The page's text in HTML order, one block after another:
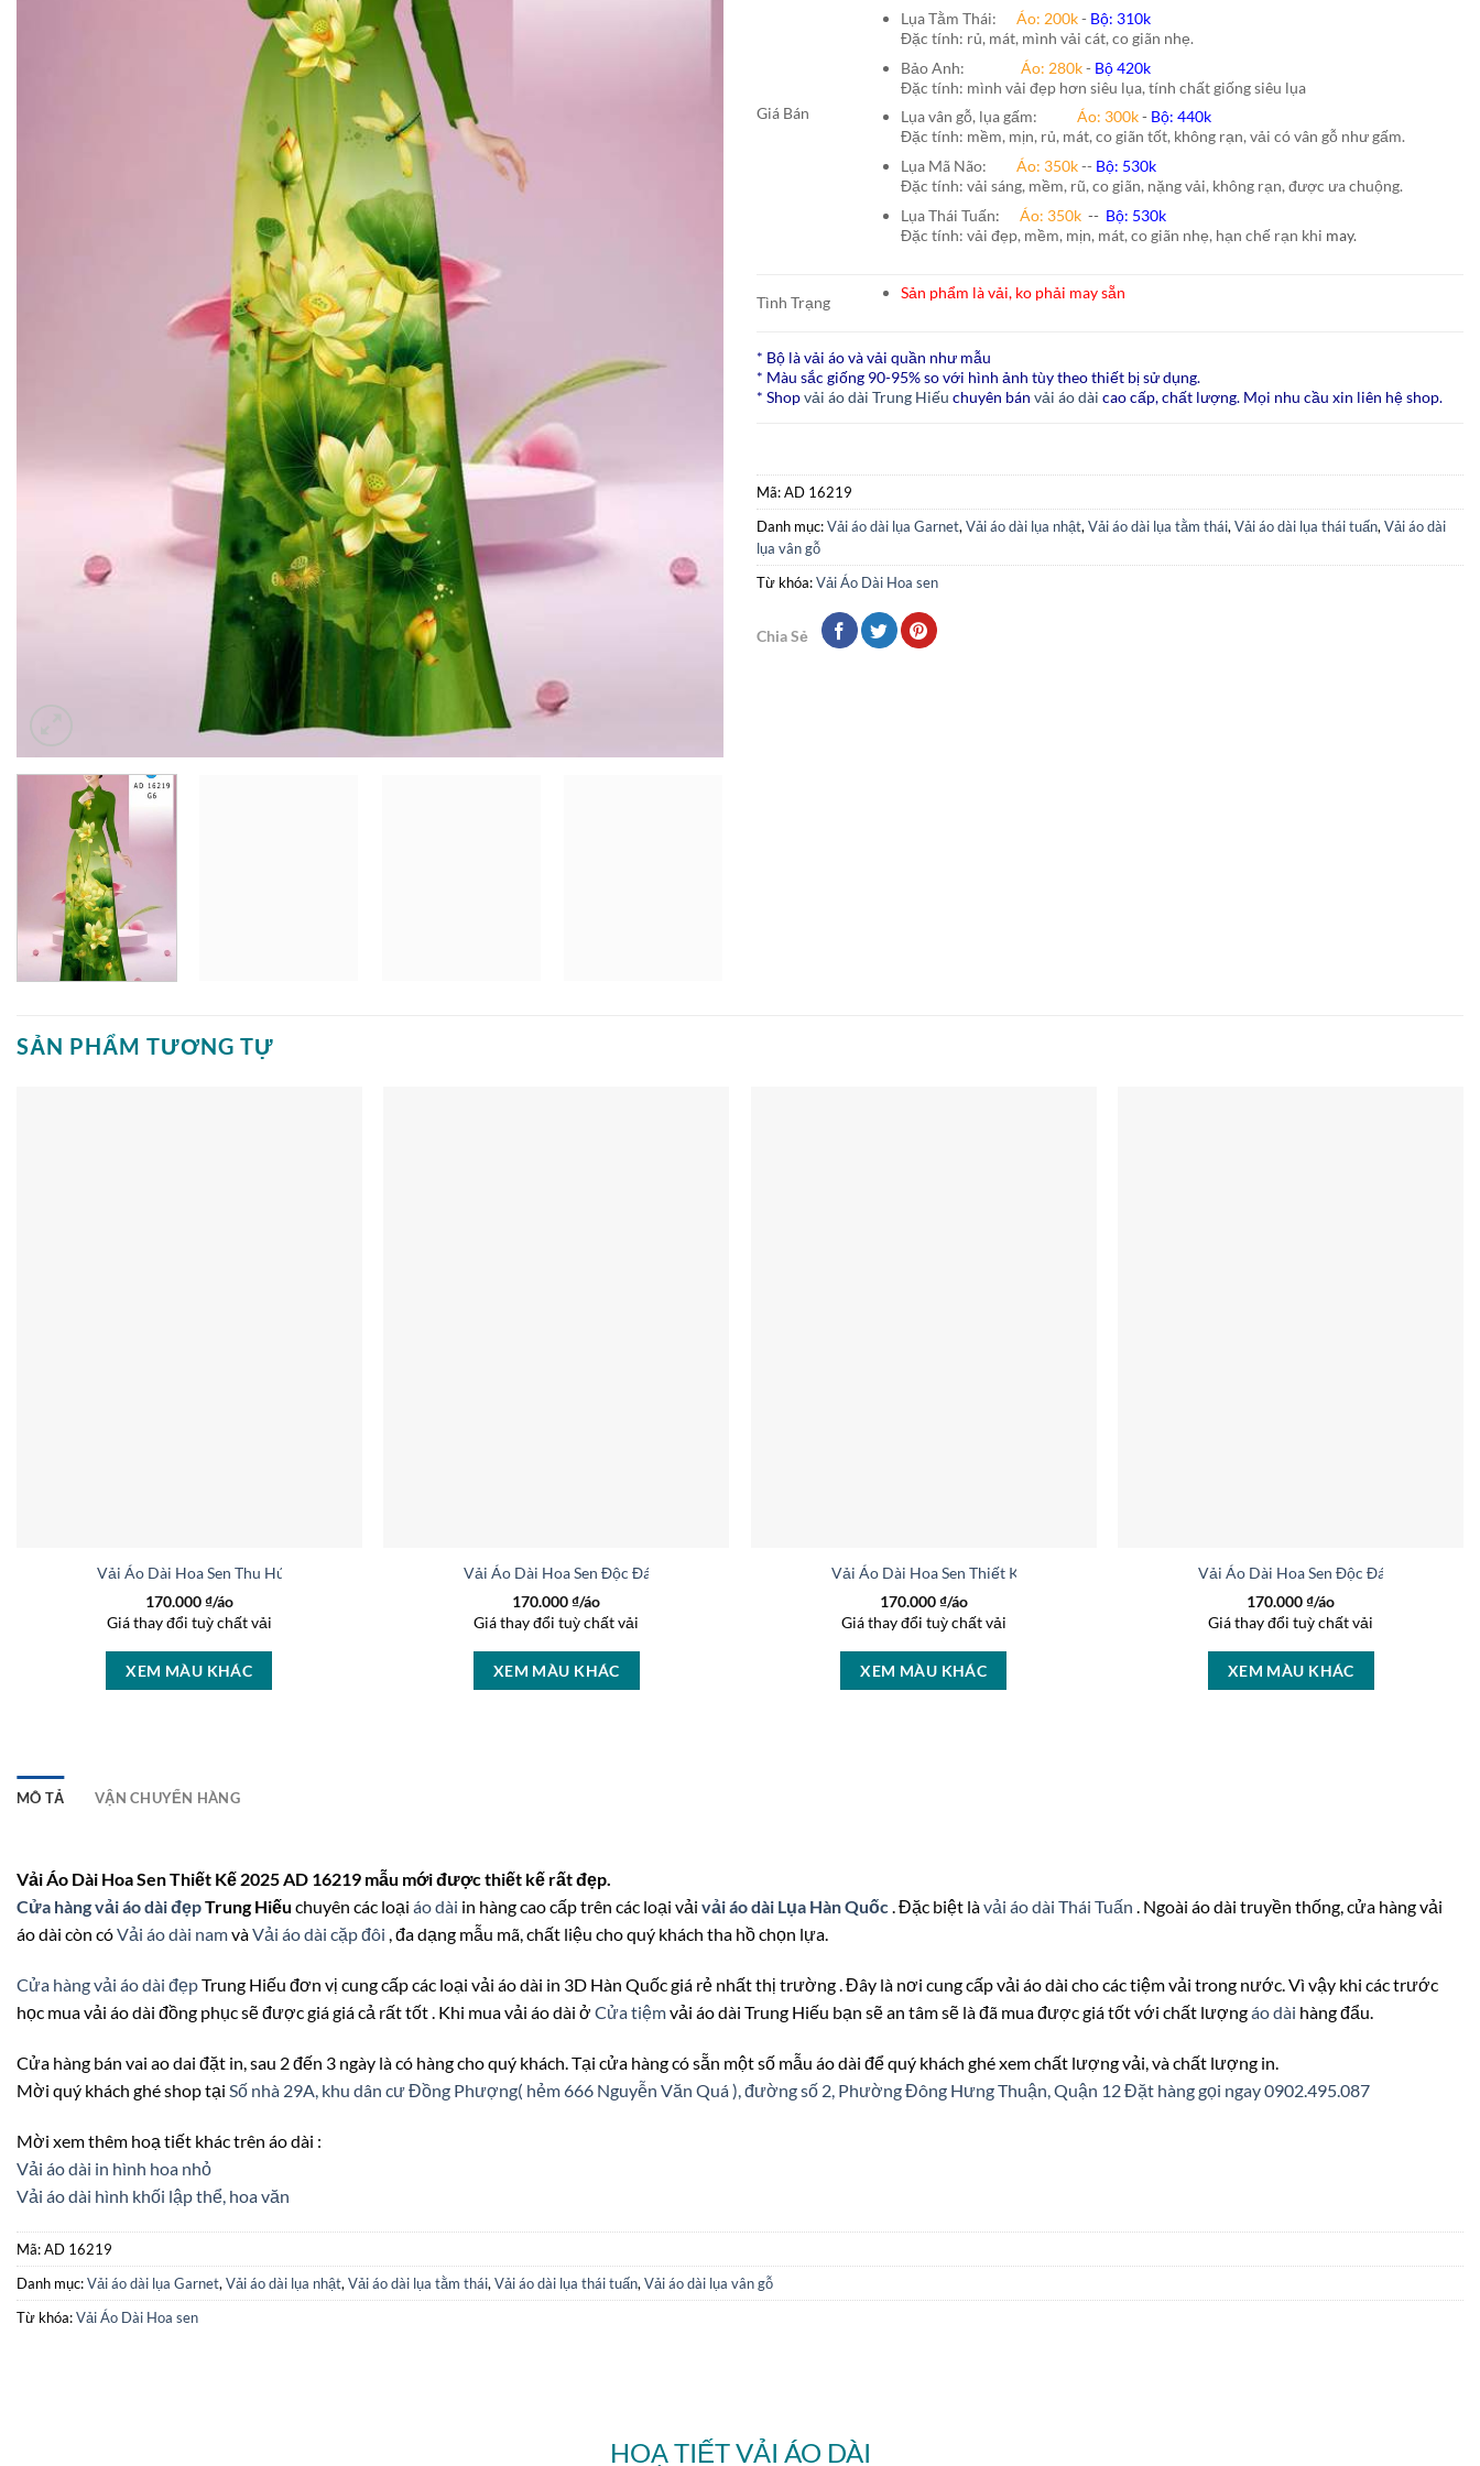
Giá Bán
Lụa Tằm Thái: Áo: 200k- Bộ: 310k
Đặc tính: rủ, mát, mình vải cát, co giãn nhẹ.
Bảo Anh: Áo: 280k- Bộ 420k
Đặc tính: mình vải đẹp hơn siêu lụa, tính chất giống siêu lụa
Lụa vân gỗ, lụa gấm: Áo: 300k- Bộ: 440k
Đặc tính: mềm, mịn, rủ, mát, co giãn tốt, không rạn, vải có vân gỗ như gấm.
Lụa Mã Não: Áo: 350k-- Bộ: 530k
Đặc tính: vải sáng, mềm, rũ, co giãn, nặng vải, không rạn, được ưa chuộng.
Lụa Thái Tuấn: Áo: 350k-- Bộ: 530k
Đặc tính: vải đẹp, mềm, mịn, mát, co giãn nhẹ, hạn chế rạn khi may.
Tình Trạng
Sản phẩm là vải, ko phải may sẵn
* Bộ là vải áo và vải quần như mẫu
* Màu sắc giống 90-95% so với hình ảnh tùy theo thiết bị sử dụng.
* Shopvải áo dài Trung Hiếu chuyên bán vải áo dài cao cấp, chất lượng. Mọi nhu cầu xin liên hệ shop.
Mã:AD 16219
Danh mục:Vải áo dài lụa Garnet, Vải áo dài lụa nhật, Vải áo dài lụa tằm thái, Vải áo dài lụa thái tuấn, Vải áo dài
lụa vân gỗ
Từ khóa:Vải Áo Dài Hoa sen
Chia Sẻ
SẢN PHẨM TƯƠNG TỰ
Vải Áo Dài Hoa Sen Thu Hút AD 27168
170.000₫/áo
Giá thay đổi tuỳ chất vải
XEM MÀU KHÁC
Vải Áo Dài Hoa Sen Độc Đáo AD 46465
170.000₫/áo
Giá thay đổi tuỳ chất vải
XEM MÀU KHÁC
Vải Áo Dài Hoa Sen Thiết Kế 2026 AD 36976
170.000₫/áo
Giá thay đổi tuỳ chất vải
XEM MÀU KHÁC
Vải Áo Dài Hoa Sen Độc Đáo AD 46400
170.000₫/áo
Giá thay đổi tuỳ chất vải
XEM MÀU KHÁC
MÔ TẢ VẬN CHUYỂN HÀNG
Vải Áo Dài Hoa Sen Thiết Kế 2025 AD 16219 mẫu mới được thiết kế rất đẹp.
Cửa hàng vải áo dài đẹpTrung Hiếu chuyên các loại áo dài in hàng cao cấp trên các loại vải vải áo dài Lụa Hàn Quốc. Đặc biệt làvải áo dài Thái Tuấn . Ngoài áo dài truyền thống, cửa hàng vải
áo dài còn cóVải áo dài namvàVải áo dài cặp đôi , đa dạng mẫu mã, chất liệu cho quý khách tha hồ chọn lựa.
Cửa hàng vải áo dài đẹpTrung Hiếu đơn vị cung cấp các loại vải áo dài in 3D Hàn Quốc giá rẻ nhất thị trường . Đây là nơi cung cấp vải áo dài cho các tiệm vải trong nước. Vì vậy khi các trước
học mua vải áo dài đồng phục sẽ được giá giá cả rất tốt . Khi mua vải áo dài ở Cửa tiệmvải áo dài Trung Hiếu bạn sẽ an tâm sẽ là đã mua được giá tốt với chất lượngáo dài hàng đẩu.
Cửa hàng bán vai ao dai đặt in, sau 2 đến 3 ngày là có hàng cho quý khách. Tại cửa hàng có sẵn một số mẫu áo dài để quý khách ghé xem chất lượng vải, và chất lượng in.
Mời quý khách ghé shop tại Số nhà 29A, khu dân cư Đồng Phượng( hẻm 666 Nguyễn Văn Quá ), đường số 2, Phường Đông Hưng Thuận, Quận 12Đặt hàng gọi ngay 0902.495.087
Mời xem thêm hoạ tiết khác trên áo dài :
Vải áo dài in hình hoa nhỏ
Vải áo dài hình khối lập thể, hoa văn
Mã:AD 16219
Danh mục:Vải áo dài lụa Garnet,Vải áo dài lụa nhật,Vải áo dài lụa tằm thái,Vải áo dài lụa thái tuấn,Vải áo dài lụa vân gỗ
Từ khóa:Vải Áo Dài Hoa sen
HOẠ TIẾT VẢI ÁO DÀI